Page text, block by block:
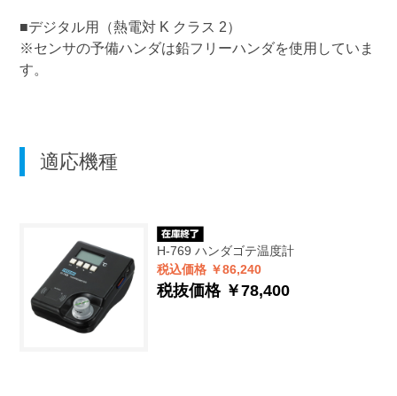
■デジタル用（熱電対 K クラス 2）
※センサの予備ハンダは鉛フリーハンダを使用していま
す。
適応機種
H-769 ハンダゴテ温度計
税込価格 ￥86,240
税抜価格 ￥78,400